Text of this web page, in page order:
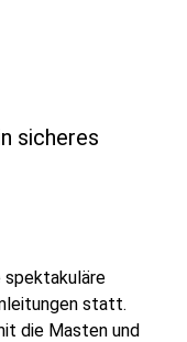
sicheres
spektakuläre
statt.
die Masten und